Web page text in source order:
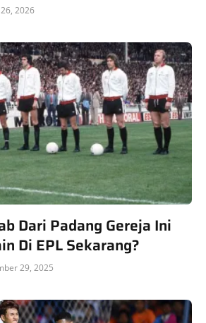
2026
Dari Padang Gereja Ini
Di EPL Sekarang?
29, 2025